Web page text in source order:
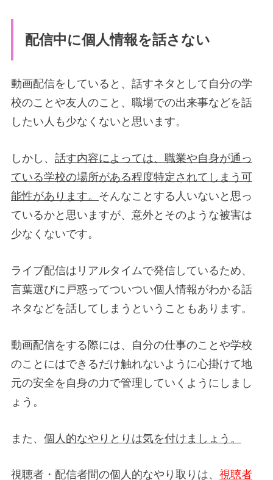
配信中に個人情報を話さない
動画配信をしていると、話すネタとして自分の学
校のことや友人のこと、職場での出来事などを話
したい人も少なくないと思います。
しかし、 話す内容によっては、職業や自身が通っ
ている学校の場所がある程度特定されてしまう可
能性があります。 そんなことする人いないと思っ
ているかと思いますが、意外とそのような被害は
少なくないです。
ライブ配信はリアルタイムで発信しているため、
言葉選びに戸惑ってついつい個人情報がわかる話
ネタなどを話してしまうということもあります。
動画配信をする際には、自分の仕事のことや学校
のことにはできるだけ触れないように心掛けて地
元の安全を自身の力で管理していくようにしまし
ょう。
また、 個人的なやりとりは気を付けましょう。
視聴者・配信者間の個人的なやり取りは、 視聴者